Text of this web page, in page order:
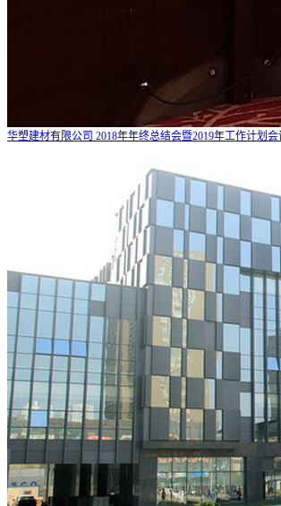
华塑建材有限公司 2018年年终总结会暨2019年工作计划